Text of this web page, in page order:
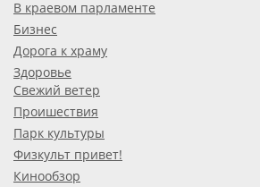
В краевом парламенте
Бизнес
Дорога к храму
Здоровье
Свежий ветер
Проишествия
Парк культуры
Физкульт привет!
Кинообзор